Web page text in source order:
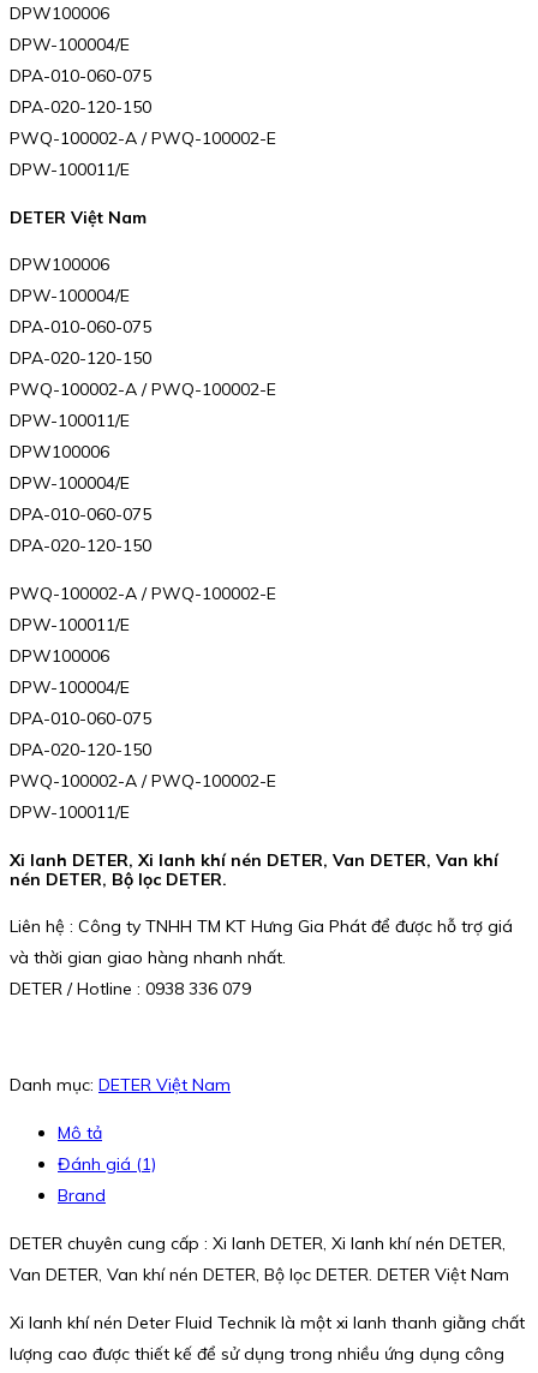
DPW100006
DPW-100004/E
DPA-010-060-075
DPA-020-120-150
PWQ-100002-A / PWQ-100002-E
DPW-100011/E
DETER Việt Nam
DPW100006
DPW-100004/E
DPA-010-060-075
DPA-020-120-150
PWQ-100002-A / PWQ-100002-E
DPW-100011/E
DPW100006
DPW-100004/E
DPA-010-060-075
DPA-020-120-150
PWQ-100002-A / PWQ-100002-E
DPW-100011/E
DPW100006
DPW-100004/E
DPA-010-060-075
DPA-020-120-150
PWQ-100002-A / PWQ-100002-E
DPW-100011/E
Xi lanh DETER, Xi lanh khí nén DETER, Van DETER, Van khí
nén DETER, Bộ lọc DETER.
Liên hệ : Công ty TNHH TM KT Hưng Gia Phát để được hỗ trợ giá
và thời gian giao hàng nhanh nhất.
DETER / Hotline : 0938 336 079
Danh mục: DETER Việt Nam
Mô tả
Đánh giá (1)
Brand
DETER chuyên cung cấp : Xi lanh DETER, Xi lanh khí nén DETER,
Van DETER, Van khí nén DETER, Bộ lọc DETER. DETER Việt Nam
Xi lanh khí nén Deter Fluid Technik là một xi lanh thanh giằng chất
lượng cao được thiết kế để sử dụng trong nhiều ứng dụng công